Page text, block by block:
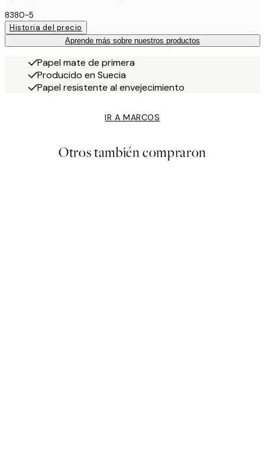
8380-5
Historia del precio
Aprende más sobre nuestros productos
Papel mate de primera
Producido en Suecia
Papel resistente al envejecimiento
IR A MARCOS
Otros también compraron